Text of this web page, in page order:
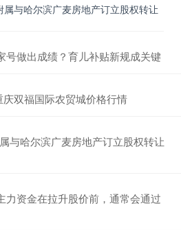
与哈尔滨广麦房地产订立股权转让
号做出成绩？育儿补贴新规成关键
双福国际农贸城价格行情
与哈尔滨广麦房地产订立股权转让
力资金在拉升股价前，通常会通过